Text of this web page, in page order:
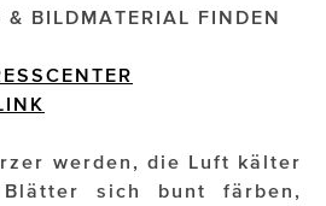
NEW DIMENSIONS
& BILDMATERIAL FINDEN
werden, die Luft kälter
sich bunt färben,